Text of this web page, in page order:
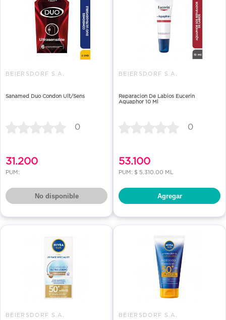
BEIERSDORF S.A.
Sanamed Duo Condon Ult/Sens
0
31.200
PUM:
No disponible
BEIERSDORF S.A.
Reparacion De Labios Eucerin
Aquaphor 10 Ml
0
53.100
PUM: $ 5,310.00 ML
Agregar
BEIERSDORF S.A. BEIERSDORF S.A.